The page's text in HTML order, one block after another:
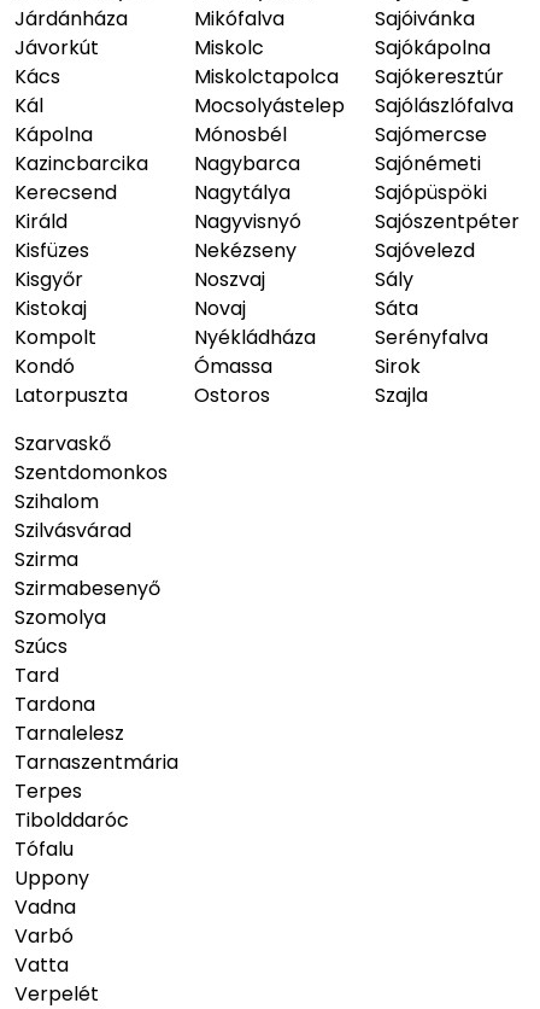
Járdánháza
Jávorkút
Kács
Kál
Kápolna
Kazincbarcika
Kerecsend
Királd
Kisfüzes
Kisgyőr
Kistokaj
Kompolt
Kondó
Latorpuszta
Mikófalva
Miskolc
Miskolctapolca
Mocsolyástelep
Mónosbél
Nagybarca
Nagytálya
Nagyvisnyó
Nekézseny
Noszvaj
Novaj
Nyékládháza
Ómassa
Ostoros
Sajóivánka
Sajókápolna
Sajókeresztúr
Sajólászlófalva
Sajómercse
Sajónémeti
Sajópüspöki
Sajószentpéter
Sajóvelezd
Sály
Sáta
Serényfalva
Sirok
Szajla
Szarvaskő
Szentdomonkos
Szihalom
Szilvásvárad
Szirma
Szirmabesenyő
Szomolya
Szúcs
Tard
Tardona
Tarnalelesz
Tarnaszentmária
Terpes
Tibolddaróc
Tófalu
Uppony
Vadna
Varbó
Vatta
Verpelét